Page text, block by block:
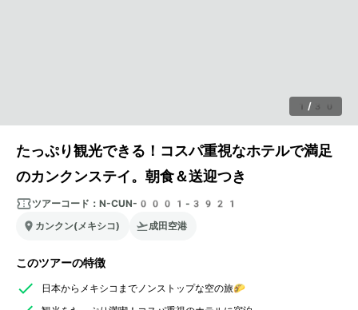
1 / 30
たっぷり観光できる！コスパ重視なホテルで満足
のカンクンステイ。朝食＆送迎つき
ツアーコード： N-CUN-0001-3921
カンクン(メキシコ)
成田空港
このツアーの特徴
日本からメキシコまでノンストップな空の旅🌮